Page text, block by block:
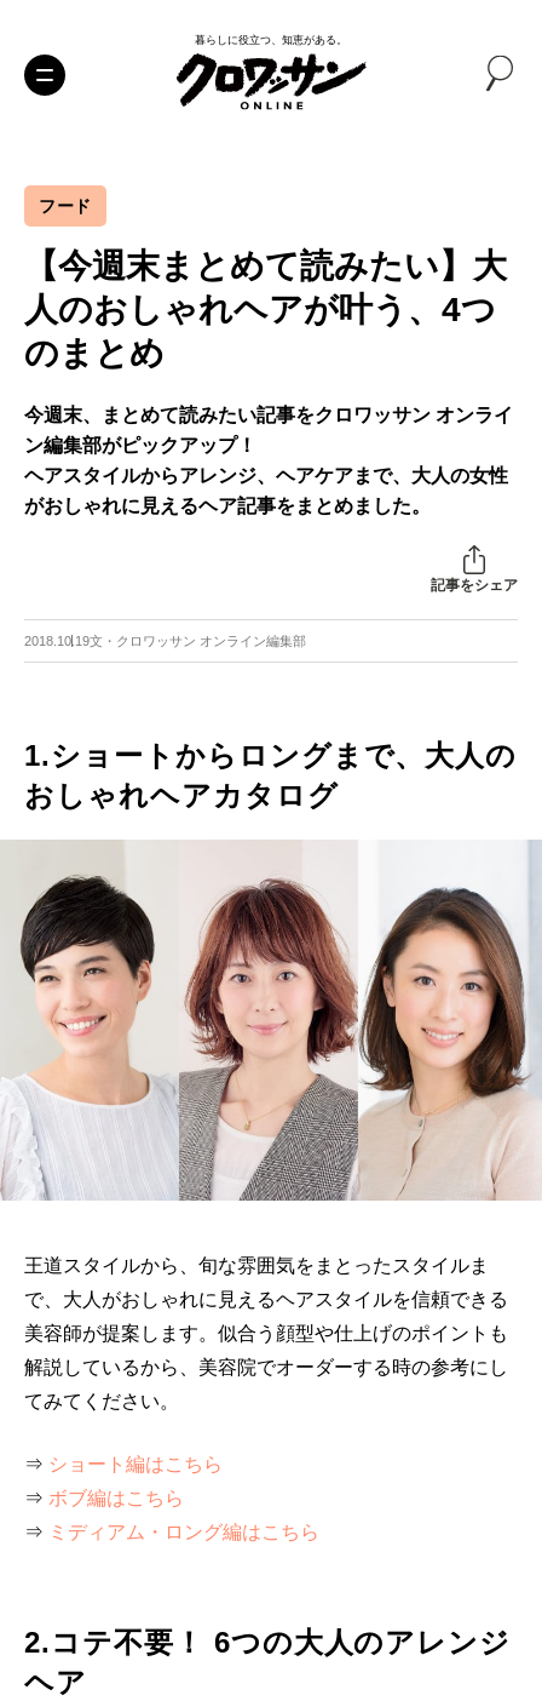
暮らしに役立つ、知恵がある。
フード
【今週末まとめて読みたい】大
人のおしゃれヘアが叶う、4つ
のまとめ
今週末、まとめて読みたい記事をクロワッサン オンライ
ン編集部がピックアップ！
ヘアスタイルからアレンジ、ヘアケアまで、大人の女性
がおしゃれに見えるヘア記事をまとめました。
記事をシェア
2018.10.19文・クロワッサン オンライン編集部
1.ショートからロングまで、大人の
おしゃれヘアカタログ
王道スタイルから、旬な雰囲気をまとったスタイルま
で、大人がおしゃれに見えるヘアスタイルを信頼できる
美容師が提案します。似合う顔型や仕上げのポイントも
解説しているから、美容院でオーダーする時の参考にし
てみてください。
⇒ ショート編はこちら
⇒ ボブ編はこちら
⇒ ミディアム・ロング編はこちら
2.コテ不要！ 6つの大人のアレンジ
ヘア